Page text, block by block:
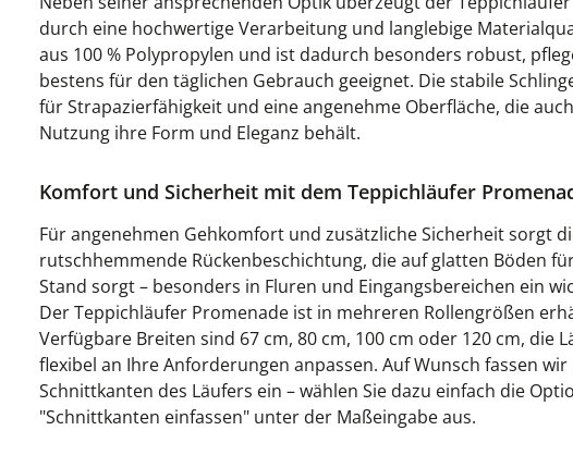
durch eine hochwertige Verarbeitung und langlebige
aus 100 % Polypropylen und ist dadurch besonders robust,
bestens für den täglichen Gebrauch geeignet. Die stabile
für Strapazierfähigkeit und eine angenehme Oberfläche, die
Nutzung ihre Form und Eleganz behält.
Komfort und Sicherheit mit dem Teppichläufer
Für angenehmen Gehkomfort und zusätzliche Sicherheit sorgt
rutschhemmende Rückenbeschichtung, die auf glatten Böden
Stand sorgt – besonders in Fluren und Eingangsbereichen ein
Der Teppichläufer Promenade ist in mehreren Rollengrößen
Verfügbare Breiten sind 67 cm, 80 cm, 100 cm oder 120 cm, die
flexibel an Ihre Anforderungen anpassen. Auf Wunsch fassen
Schnittkanten des Läufers ein – wählen Sie dazu einfach die
"Schnittkanten einfassen" unter der Maßeingabe aus.